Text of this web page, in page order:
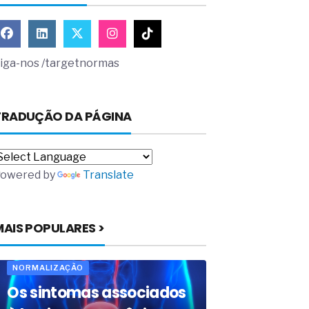
nos /targetnormas
DA PÁGINA
by Translate
POPULARES >
NORMALIZAÇÃO
Os sintomas associados